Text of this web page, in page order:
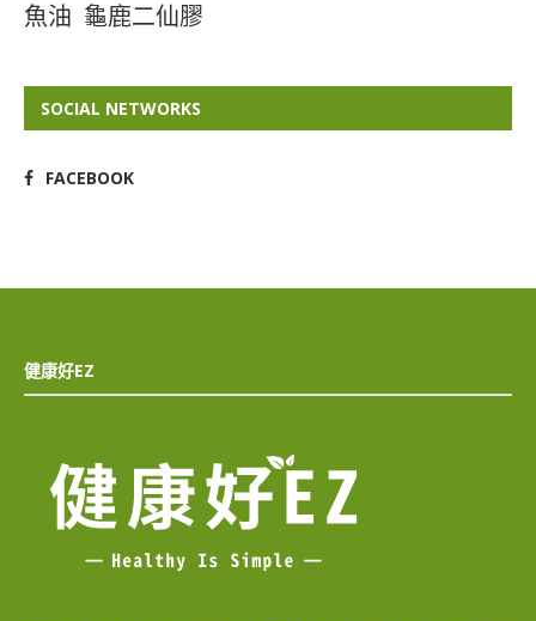
魚油 龜鹿二仙膠
SOCIAL NETWORKS
FACEBOOK
健康好EZ